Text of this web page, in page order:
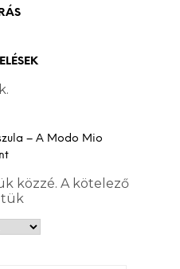
– A Modo Mio
közzé. A kötelező